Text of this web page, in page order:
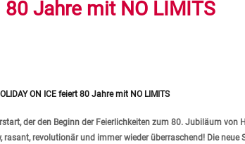
80 Jahre mit NO LIMITS
ON ICE feiert 80 Jahre mit NO LIMITS
der den Beginn der Feierlichkeiten zum 80. Jubiläum von
rasant, revolutionär und immer wieder überraschend! Die neue